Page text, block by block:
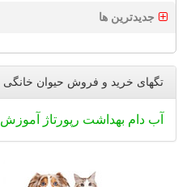
جدیدترین ها
تگهای خرید و فروش حیوان خانگی
آب دام بهداشت رپورتاژ آموزش